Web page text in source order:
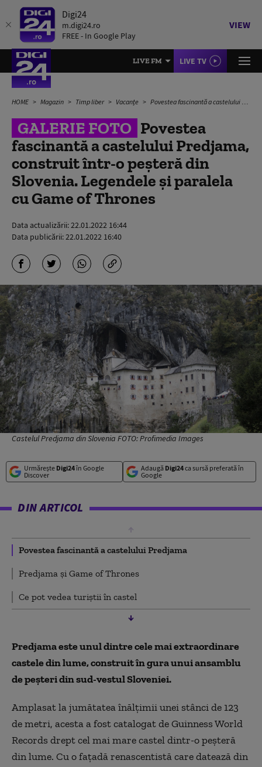
Digi24
m.digi24.ro
FREE - In Google Play
VIEW
LIVE FM LIVE TV
HOME Magazin Timp liber Vacanțe Povestea fascinantă a castelului Predjama, construit într-o peșteră din Slovenia. Legendele și paralela cu Game of Thrones
GALERIE FOTO Povestea
fascinantă a castelului Predjama,
construit într-o peșteră din
Slovenia. Legendele și paralela
cu Game of Thrones
Data actualizării:22.01.2022 16:44
Data publicării:22.01.2022 16:40
Castelul Predjama din Slovenia FOTO: Profimedia Images
Urmărește Digi24în Google
Discover
Adaugă Digi24ca sursă preferată în
Google
DIN ARTICOL
Povestea fascinantă a castelului Predjama
Predjama și Game of Thrones
Ce pot vedea turiștii în castel
Predjama este unul dintre cele mai extraordinare
castele din lume, construit în gura unui ansamblu
de peșteri din sud-vestul Sloveniei.
Amplasat la jumătatea înălțimii unei stânci de 123
de metri, acesta a fost catalogat de Guinness World
Records drept cel mai mare castel dintr-o peșteră
din lume. Cu o fațadă renascentistă care datează din